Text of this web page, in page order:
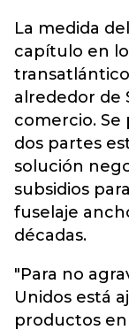
La medida
capítulo en
alrededor de
comercio.
dos partes
solución
subsidios
fuselaje
décadas.
"Para no
Unidos está
productos